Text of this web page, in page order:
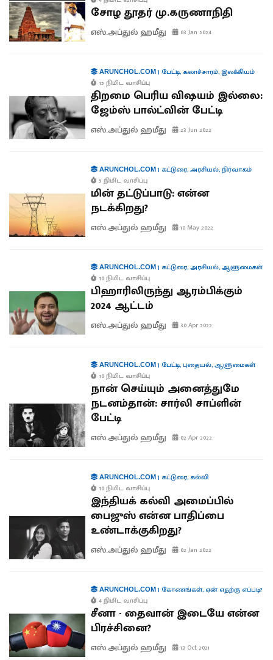
சோழ தூதர் மு.கருணாநிதி
எஸ்.அப்துல் ஹமீது 03 Jan 2024
ARUNCHOL.COM| பேட்டி, கலாச்சாரம், இலக்கியம்
15 நிமிட வாசிப்பு
திறமை பெரிய விஷயம் இல்லை:
ஜேம்ஸ் பால்ட்வின் பேட்டி
எஸ்.அப்துல் ஹமீது 23 Jun 2022
ARUNCHOL.COM| கட்டுரை,அரசியல்,நிர்வாகம்
5 நிமிட வாசிப்பு
மின் தட்டுப்பாடு: என்ன
நடக்கிறது?
எஸ்.அப்துல் ஹமீது 10 May 2022
ARUNCHOL.COM| கட்டுரை,அரசியல்,ஆளுமைகள்
10 நிமிட வாசிப்பு
பிஹாரிலிருந்து ஆரம்பிக்கும்
2024 ஆட்டம்
எஸ்.அப்துல் ஹமீது 30 Apr 2022
ARUNCHOL.COM| பேட்டி,புதையல்,ஆளுமைகள்
10 நிமிட வாசிப்பு
நான் செய்யும் அனைத்துமே
நடனம்தான்: சார்லி சாப்ளின்
பேட்டி
எஸ்.அப்துல் ஹமீது 02 Apr 2022
ARUNCHOL.COM| கட்டுரை, கல்வி
10 நிமிட வாசிப்பு
இந்தியக் கல்வி அமைப்பில்
பைஜுஸ் என்ன பாதிப்பை
உண்டாக்குகிறது?
எஸ்.அப்துல் ஹமீது 02 Jan 2022
ARUNCHOL.COM| கோணங்கள், ஏன் எதற்கு எப்படி?
4 நிமிட வாசிப்பு
சீனா - தைவான் இடையே என்ன
பிரச்சினை?
எஸ்.அப்துல் ஹமீது 13 Oct 2021